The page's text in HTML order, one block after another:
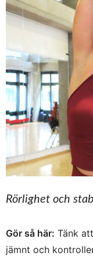
Rörlighet och
Gör så här: Tänk
jämnt och